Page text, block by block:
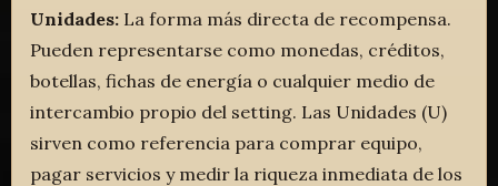
Unidades: La forma más directa de recompensa.
Pueden representarse como monedas, créditos,
botellas, fichas de energía o cualquier medio de
intercambio propio del setting. Las Unidades (U)
sirven como referencia para comprar equipo,
pagar servicios y medir la riqueza inmediata de los